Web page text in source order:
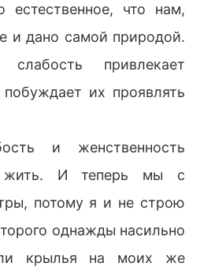
естественное, что нам,
и дано самой природой.
привлекает
их проявлять
и женственность
жить. И теперь мы с
потому я и не строю
однажды насильно
крылья на моих же